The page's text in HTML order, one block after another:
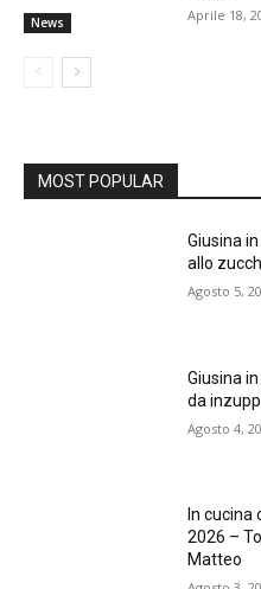
News Aprile 18,
MOST POPULAR
Giusina
allo
Agosto 5,
Giusina
da
Agosto 4,
In cucina
2026 –
Matteo